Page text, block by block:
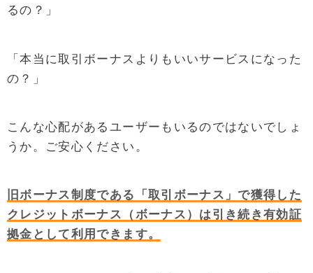
るの？」
「本当に取引ボーナスよりもいいサービスになった
の？」
こんな心配があるユーザーもいるのではないでしょ
うか。ご安心ください。
旧ボーナス制度である「取引ボーナス」で獲得した
クレジットボーナス（ボーナス）は引き続き有効証
拠金として利用できます。